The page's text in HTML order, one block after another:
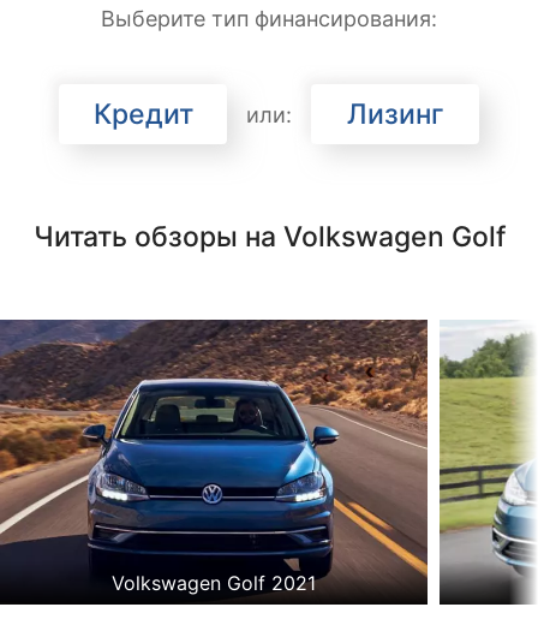
Выберите тип финансирования:
Кредит или: Лизинг
Читать обзоры на Volkswagen Golf
Volkswagen Golf 2021